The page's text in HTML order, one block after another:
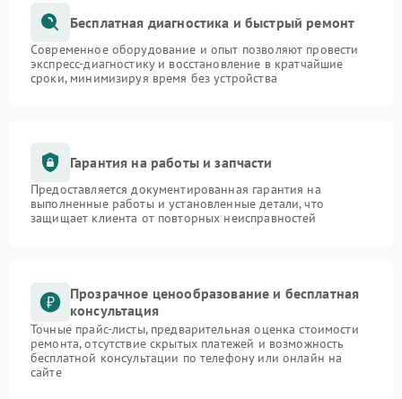
Бесплатная диагностика и быстрый ремонт
Современное оборудование и опыт позволяют провести
экспресс-диагностику и восстановление в кратчайшие
сроки, минимизируя время без устройства
Гарантия на работы и запчасти
Предоставляется документированная гарантия на
выполненные работы и установленные детали, что
защищает клиента от повторных неисправностей
Прозрачное ценообразование и бесплатная
консультация
Точные прайс-листы, предварительная оценка стоимости
ремонта, отсутствие скрытых платежей и возможность
бесплатной консультации по телефону или онлайн на
сайте